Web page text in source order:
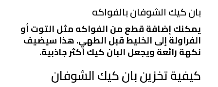
بان كيك الشوفان بالفواكه
يمكنك إضافة قطع من الفواكه مثل التوت أو
الفراولة إلى الخليط قبل الطهي. هذا سيضيف
نكهة رائعة ويجعل البان كيك أكثر جاذبية.
كيفية تخزين بان كيك الشوفان